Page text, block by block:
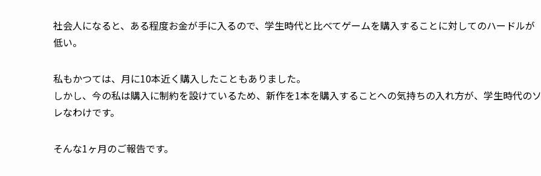
社会人になると、ある程度お金が手に入るので、学生時代と比べてゲームを購入することに対してのハードルが
低い。
私もかつては、月に10本近く購入したこともありました。
しかし、今の私は購入に制約を設けているため、新作を1本を購入することへの気持ちの入れ方が、学生時代のソ
レなわけです。
そんな1ヶ月のご報告です。